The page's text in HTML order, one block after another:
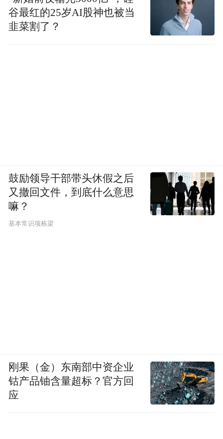
谷最红的25岁AI股神也被当
韭菜割了？
鼓励领导干部带头休假之后
又撤回文件，到底什么意思
嘛？
基本常识项栋梁
刚果（金）东南部中资企业
钴产品铀含量超标？官方回
应